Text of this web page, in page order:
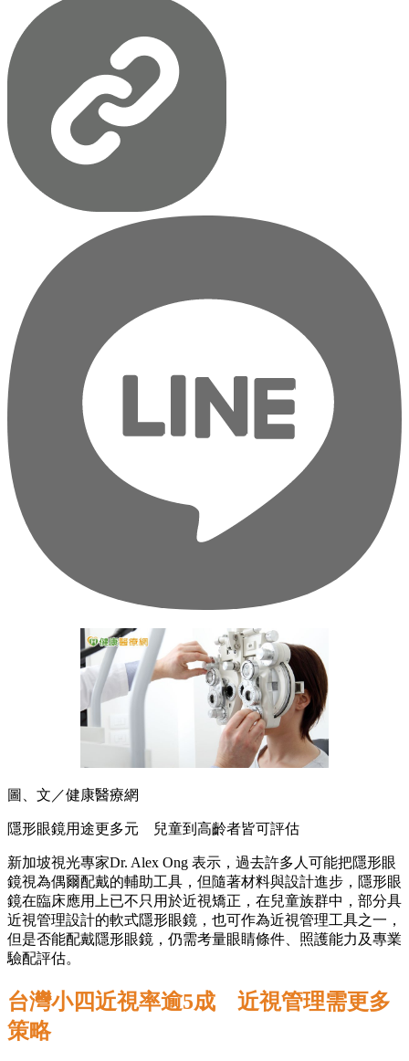
圖、文／健康醫療網
隱形眼鏡用途更多元 兒童到高齡者皆可評估
新加坡視光專家Dr. Alex Ong 表示，過去許多人可能把隱形眼
鏡視為偶爾配戴的輔助工具，但隨著材料與設計進步，隱形眼
鏡在臨床應用上已不只用於近視矯正，在兒童族群中，部分具
近視管理設計的軟式隱形眼鏡，也可作為近視管理工具之一，
但是否能配戴隱形眼鏡，仍需考量眼睛條件、照護能力及專業
驗配評估。
台灣小四近視率逾5成 近視管理需更多
策略